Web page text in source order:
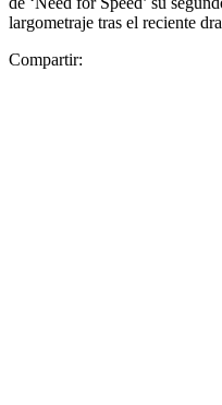
largometraje tras el reciente
Compartir: